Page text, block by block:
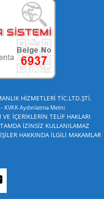
HİZMETLERİ TİC.LTD.ŞTİ.
- KVKK Aydınlatma Metni
İÇERİKLERİN TELİF HAKLARI
İZİNSİZ KULLANILAMAZ
HAKKINDA İLGİLİ MAKAMLAR